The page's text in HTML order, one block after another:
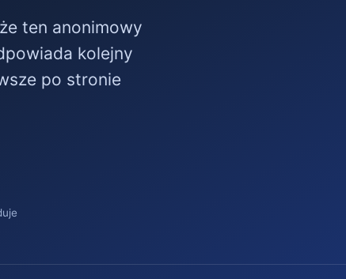
ten anonimowy
kolejny
po stronie